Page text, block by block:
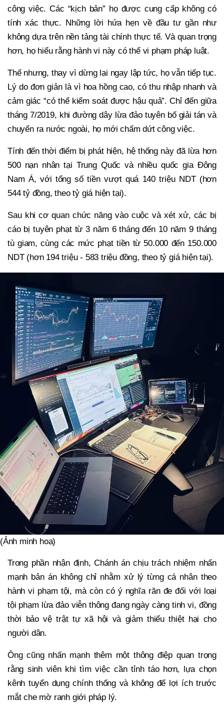
công việc. Các “kịch bản” họ được cung cấp không có
tính xác thực. Những lời hứa hẹn về đầu tư gần như
không dựa trên nền tảng tài chính thực tế. Và quan trọng
hơn, họ hiểu rằng hành vi này có thể vi phạm pháp luật.
Thế nhưng, thay vì dừng lại ngay lập tức, họ vẫn tiếp tục.
Lý do đơn giản là vì hoa hồng cao, có thu nhập nhanh và
cảm giác “có thể kiểm soát được hậu quả”. Chỉ đến giữa
tháng 7/2019, khi đường dây lừa đảo tuyên bố giải tán và
chuyển ra nước ngoài, họ mới chấm dứt công việc.
Tính đến thời điểm bị phát hiện, hệ thống này đã lừa hơn
500 nạn nhân tại Trung Quốc và nhiều quốc gia Đông
Nam Á, với tổng số tiền vượt quá 140 triệu NDT (hơn
544 tỷ đồng, theo tỷ giá hiện tại).
Sau khi cơ quan chức năng vào cuộc và xét xử, các bị
cáo bị tuyên phạt từ 3 năm 6 tháng đến 10 năm 9 tháng
tù giam, cùng các mức phạt tiền từ 50.000 đến 150.000
NDT (hơn 194 triệu - 583 triệu đồng, theo tỷ giá hiện tại).
(Ảnh minh hoạ)
Trong phần nhận định, Chánh án chịu trách nhiệm nhấn
mạnh bản án không chỉ nhằm xử lý từng cá nhân theo
hành vi phạm tội, mà còn có ý nghĩa răn đe đối với loại
tội phạm lừa đảo viễn thông đang ngày càng tinh vi, đồng
thời bảo vệ trật tự xã hội và giảm thiểu thiệt hại cho
người dân.
Ông cũng nhấn mạnh thêm một thông điệp quan trọng
rằng sinh viên khi tìm việc cần tỉnh táo hơn, lựa chọn
kênh tuyển dụng chính thống và không để lợi ích trước
mắt che mờ ranh giới pháp lý.